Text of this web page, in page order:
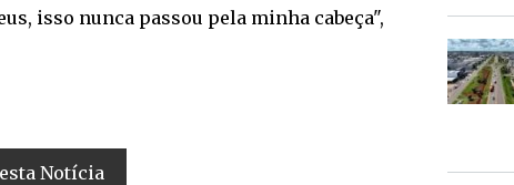
isso nunca passou pela minha cabeça",
Notícia